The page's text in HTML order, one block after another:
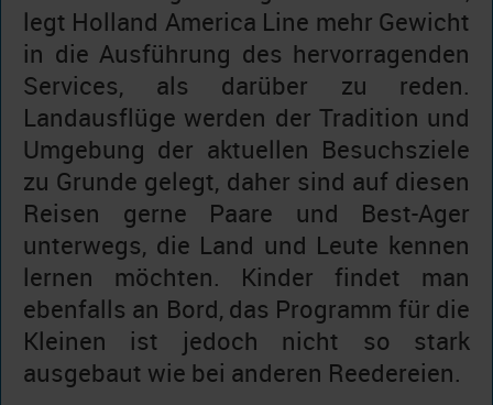
legt Holland America Line mehr Gewicht
in die Ausführung des hervorragenden
Services, als darüber zu reden.
Landausflüge werden der Tradition und
Umgebung der aktuellen Besuchsziele
zu Grunde gelegt, daher sind auf diesen
Reisen gerne Paare und Best-Ager
unterwegs, die Land und Leute kennen
lernen möchten. Kinder findet man
ebenfalls an Bord, das Programm für die
Kleinen ist jedoch nicht so stark
ausgebaut wie bei anderen Reedereien.